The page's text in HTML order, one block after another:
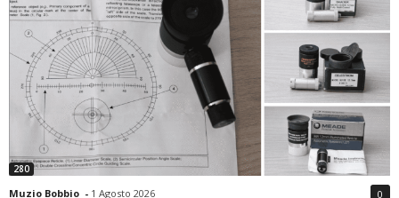
280
Muzio Bobbio - 1 Agosto 2026 0